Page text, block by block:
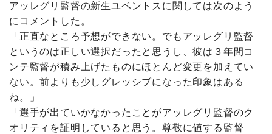
アッレグリ監督の新生ユベントスに関しては次のよう
にコメントした。
「正直なところ予想ができない。でもアッレグリ監督
というのは正しい選択だったと思うし、彼は３年間コ
ンテ監督が積み上げたものにほとんど変更を加えてい
ない。前よりも少しグレッシブになった印象はある
ね。」
「選手が出ていかなかったことがアッレグリ監督のク
オリティを証明していると思う。尊敬に値する監督